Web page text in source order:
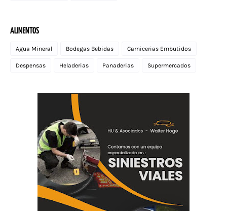
ALIMENTOS
Agua Mineral Bodegas Bebidas Carnicerias Embutidos
Despensas Heladerias Panaderias Supermercados